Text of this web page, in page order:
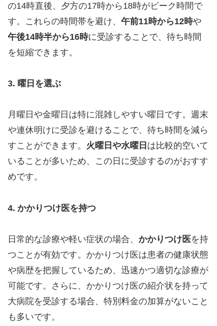
の14時直後、夕方の17時から18時がピーク時間で
す。これらの時間帯を避け、 午前11時から12時や
午後14時半から16時に受診することで、待ち時間
を短縮できます。
3. 曜日を選ぶ
月曜日や金曜日は特に混雑しやすい曜日です。週末
や連休明けに受診を避けることで、待ち時間を減ら
すことができます。 火曜日や水曜日 は比較的空いて
いることが多いため、この日に受診するのがおすす
めです。
4. かかりつけ医を持つ
日常的な診療や軽い症状の場合、 かかりつけ医を持
つことが有効です。かかりつけ医は患者の健康状態
や病歴を把握しているため、迅速かつ適切な診療が
可能です。さらに、かかりつけ医の紹介状を持って
大病院を受診する場合、特別料金の加算がないこと
も多いです。